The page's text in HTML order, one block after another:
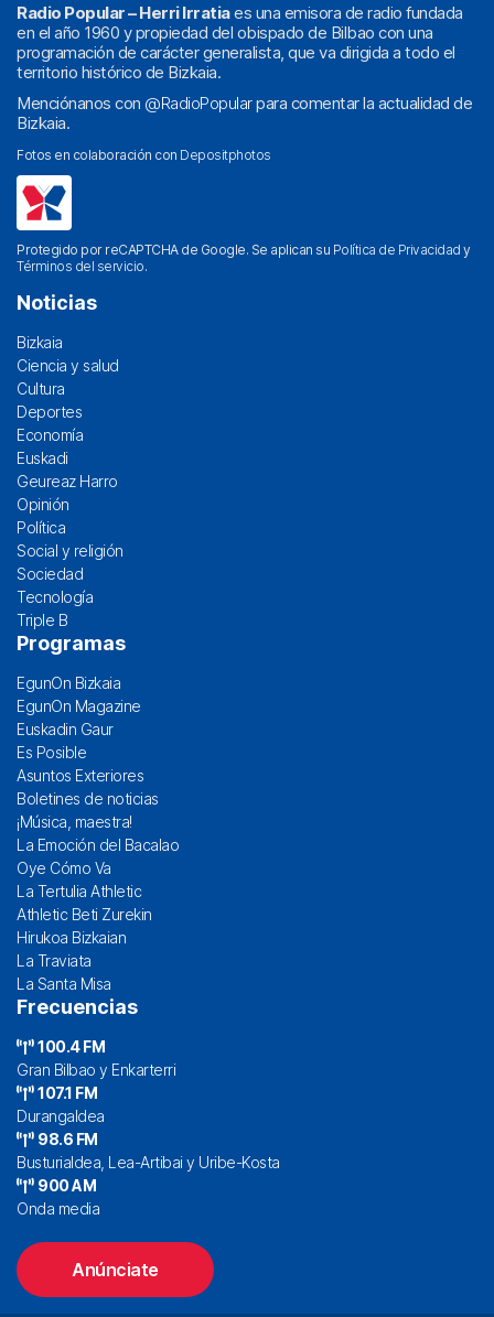
Radio Popular – Herri Irratiaes una emisora de radio fundada
en el año 1960 y propiedad del obispado de Bilbao con una
programación de carácter generalista, que va dirigida a todo el
territorio histórico de Bizkaia.
Menciónanos con @RadioPopularpara comentar la actualidad de
Bizkaia.
Fotos en colaboración con Depositphotos
Protegido por reCAPTCHA de Google. Se aplican su Política de Privacidad y
Términos del servicio.
Noticias
Bizkaia
Ciencia y salud
Cultura
Deportes
Economía
Euskadi
Geureaz Harro
Opinión
Política
Social y religión
Sociedad
Tecnología
Triple B
Programas
EgunOn Bizkaia
EgunOn Magazine
Euskadin Gaur
Es Posible
Asuntos Exteriores
Boletines de noticias
¡Música, maestra!
La Emoción del Bacalao
Oye Cómo Va
La Tertulia Athletic
Athletic Beti Zurekin
Hirukoa Bizkaian
La Traviata
La Santa Misa
Frecuencias
100.4 FM
Gran Bilbao y Enkarterri
107.1 FM
Durangaldea
98.6 FM
Busturialdea, Lea-Artibai y Uribe-Kosta
900 AM
Onda media
Anúnciate